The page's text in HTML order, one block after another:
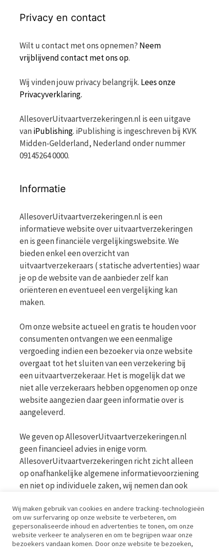
Privacy en contact
Wilt u contact met ons opnemen? Neem
vrijblijvend contact met ons op.
Wij vinden jouw privacy belangrijk. Lees onze
Privacyverklaring.
AllesoverUitvaartverzekeringen.nl is een uitgave
vaniPublishing. iPublishing is ingeschreven bij KVK
Midden-Gelderland, Nederland onder nummer
09145264 0000.
Informatie
AllesoverUitvaartverzekeringen.nl is een
informatieve website over uitvaartverzekeringen
en is geen financiële vergelijkingswebsite. We
bieden enkel een overzicht van
uitvaartverzekeraars ( statische advertenties) waar
je op de website van de aanbieder zelf kan
oriënteren en eventueel een vergelijking kan
maken.
Om onze website actueel en gratis te houden voor
consumenten ontvangen we een eenmalige
vergoeding indien een bezoeker via onze website
overgaat tot het sluiten van een verzekering bij
een uitvaartverzekeraar. Het is mogelijk dat we
niet alle verzekeraars hebben opgenomen op onze
website aangezien daar geen informatie over is
aangeleverd.
We geven op AllesoverUitvaartverzekeringen.nl
geen financieel advies in enige vorm.
AllesoverUitvaartverzekeringen richt zicht alleen
op onafhankelijke algemene informatievoorziening
en niet op individuele zaken, wij nemen dan ook
voor meer informatie op de website van de AFM
www.afm.nl
Disclaimer | Privacy | Cookies | Werkwijze
Wij maken gebruik van cookies en andere tracking-technologieën
om uw surfervaring op onze website te verbeteren, om
gepersonaliseerde inhoud en advertenties te tonen, om onze
website verkeer te analyseren en om te begrijpen waar onze
bezoekers vandaan komen. Door onze website te bezoeken,